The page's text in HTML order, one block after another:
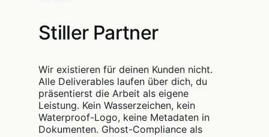
Stiller Partner
Wir existieren für deinen Kunden nicht.
Alle Deliverables laufen über dich, du
präsentierst die Arbeit als eigene
Leistung. Kein Wasserzeichen, kein
Waterproof-Logo, keine Metadaten in
Dokumenten. Ghost-Compliance als